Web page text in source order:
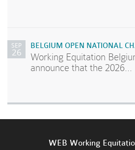
SEP
26
BELGIUM OPEN NATIONAL
Working Equitation
announce that the 2026...
WEB Working